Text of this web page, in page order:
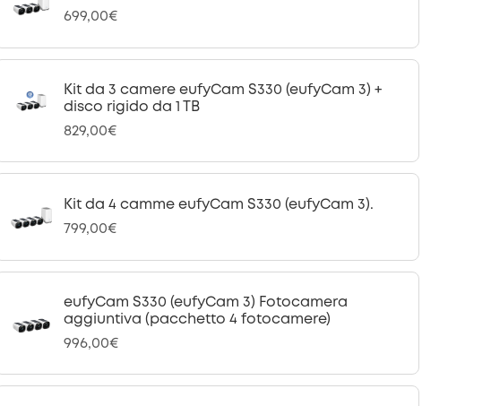
699,00€
Kit da 3 camere eufyCam S330 (eufyCam 3) +
disco rigido da 1 TB
829,00€
Kit da 4 camme eufyCam S330 (eufyCam 3).
799,00€
eufyCam S330 (eufyCam 3) Fotocamera
aggiuntiva (pacchetto 4 fotocamere)
996,00€